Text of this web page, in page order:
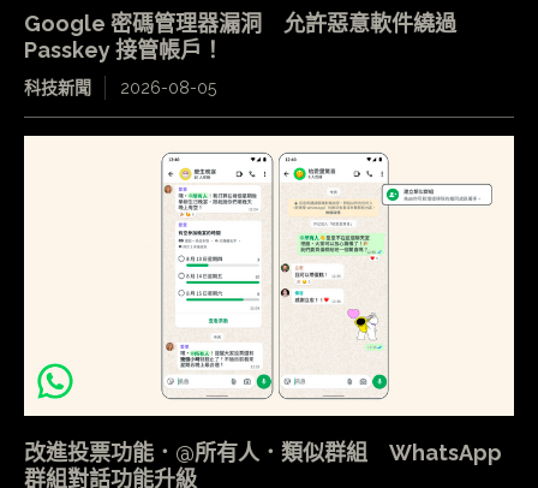
Google 密碼管理器漏洞 允許惡意軟件繞過
Passkey 接管帳戶！
科技新聞 2026-08-05
改進投票功能．@所有人．類似群組 WhatsApp
群組對話功能升級